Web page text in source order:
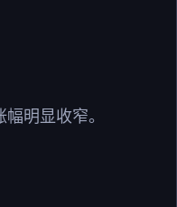
明显收窄。